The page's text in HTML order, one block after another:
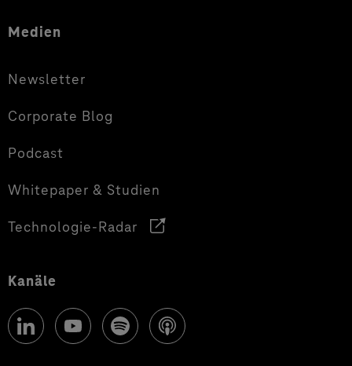
Medien
Newsletter
Corporate Blog
Podcast
Whitepaper & Studien
Technologie-Radar
Kanäle